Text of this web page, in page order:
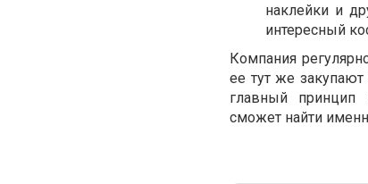
наклейки и
интересный
Компания
ее тут же
главный принцип
сможет найти